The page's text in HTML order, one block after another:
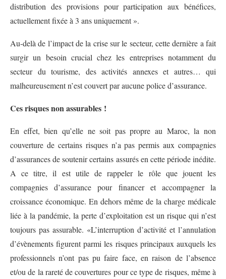
distribution des provisions pour participation aux bénéfices,
actuellement fixée à 3 ans uniquement ».
Au-delà de l’impact de la crise sur le secteur, cette dernière a fait
surgir un besoin crucial chez les entreprises notamment du
secteur du tourisme, des activités annexes et autres… qui
malheureusement n’est couvert par aucune police d’assurance.
Ces risques non assurables !
En effet, bien qu’elle ne soit pas propre au Maroc, la non
couverture de certains risques n’a pas permis aux compagnies
d’assurances de soutenir certains assurés en cette période inédite.
A ce titre, il est utile de rappeler le rôle que jouent les
compagnies d’assurance pour financer et accompagner la
croissance économique. En dehors même de la charge médicale
liée à la pandémie, la perte d’exploitation est un risque qui n’est
toujours pas assurable. «L’interruption d’activité et l’annulation
d’évènements figurent parmi les risques principaux auxquels les
professionnels n’ont pas pu faire face, en raison de l’absence
et/ou de la rareté de couvertures pour ce type de risques, même à